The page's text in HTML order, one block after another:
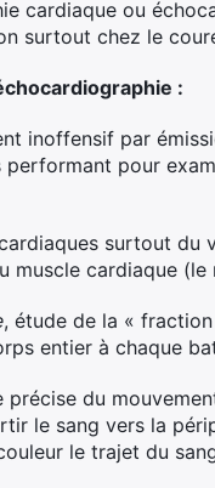
cardiaque ou
surtout chez le
:
inoffensif par
pour
surtout du
muscle cardiaque (le
, étude de la «
entier à chaque
précise du
le sang vers la
le trajet du